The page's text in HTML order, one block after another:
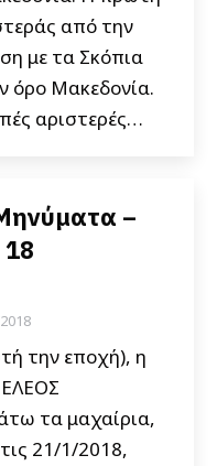
από την
με τα Σκόπια
όρο Μακεδονία.
αριστερές…
–
την εποχή), η
ΕΛΕΟΣ
τα μαχαίρια,
21/1/2018,